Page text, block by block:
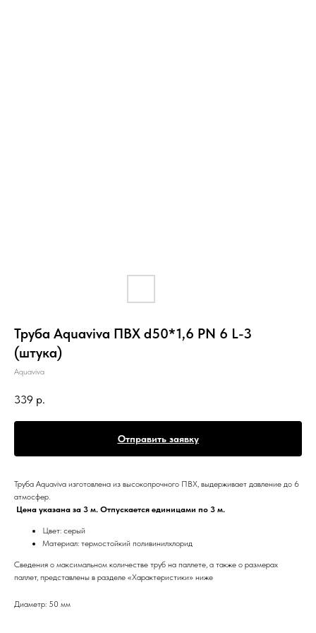
Труба Aquaviva ПВХ d50*1,6 PN 6 L-3
(штука)
Aquaviva
339 р.
Отправить заявку
Труба Aquaviva изготовлена из высокопрочного ПВХ, выдерживает давление до 6
атмосфер.
Цена указана за 3 м. Отпускается единицами по 3 м.
Цвет: серый
Материал: термостойкий поливинилхлорид
Сведения о максимальном количестве труб на паллете, а также о размерах
паллет, представлены в разделе «Характеристики» ниже
Диаметр: 50 мм